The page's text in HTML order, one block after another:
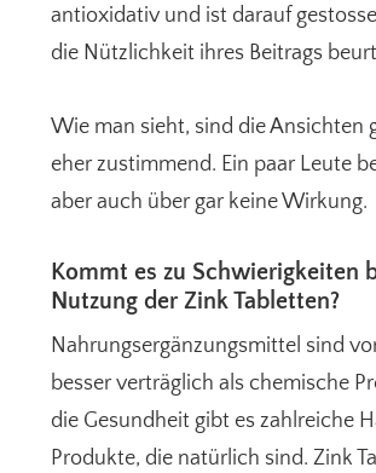
antioxidativ und ist darauf
die Nützlichkeit ihres Beitrags
Wie man sieht, sind die Ansichten
eher zustimmend. Ein paar Leute
aber auch über gar keine Wirkung.
Kommt es zu Schwierigkeiten
Nutzung der Zink Tabletten?
Nahrungsergänzungsmittel sind
besser verträglich als chemische
die Gesundheit gibt es zahlreiche
Produkte, die natürlich sind. Zink